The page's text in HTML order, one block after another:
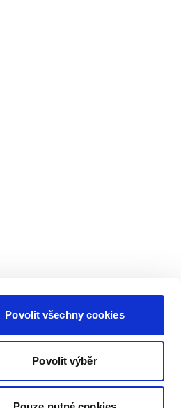
Povolit všechny cookies
Povolit výběr